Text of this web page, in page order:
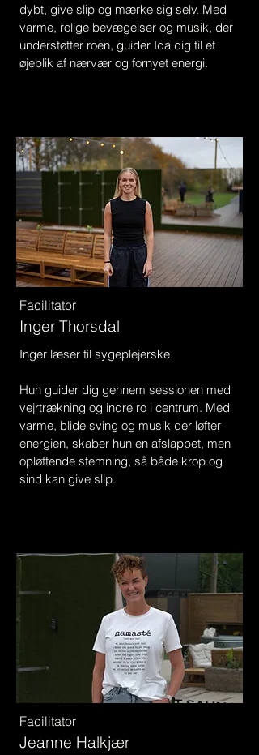
dybt, give slip og mærke sig selv. Med
varme, rolige bevægelser og musik, der
understøtter roen, guider Ida dig til et
øjeblik af nærvær og fornyet energi.
Facilitator
Inger Thorsdal
Inger læser til sygeplejerske.
Hun guider dig gennem sessionen med
vejrtrækning og indre ro i centrum. Med
varme, blide sving og musik der løfter
energien, skaber hun en afslappet, men
opløftende stemning, så både krop og
sind kan give slip.
Facilitator
Jeanne Halkjær